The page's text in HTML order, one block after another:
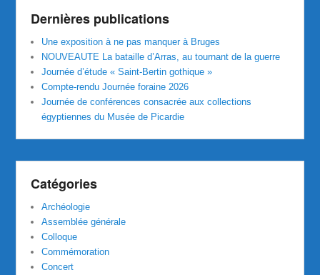
Dernières publications
Une exposition à ne pas manquer à Bruges
NOUVEAUTE La bataille d’Arras, au tournant de la guerre
Journée d’étude « Saint-Bertin gothique »
Compte-rendu Journée foraine 2026
Journée de conférences consacrée aux collections
égyptiennes du Musée de Picardie
Catégories
Archéologie
Assemblée générale
Colloque
Commémoration
Concert